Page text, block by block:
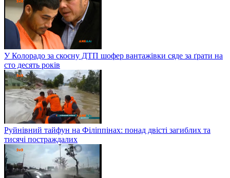
У Колорадо за скоєну ДТП шофер вантажівки сяде за ґрати на
сто десять років
Руйнівний тайфун на Філіппінах: понад двісті загиблих та
тисячі постраждалих